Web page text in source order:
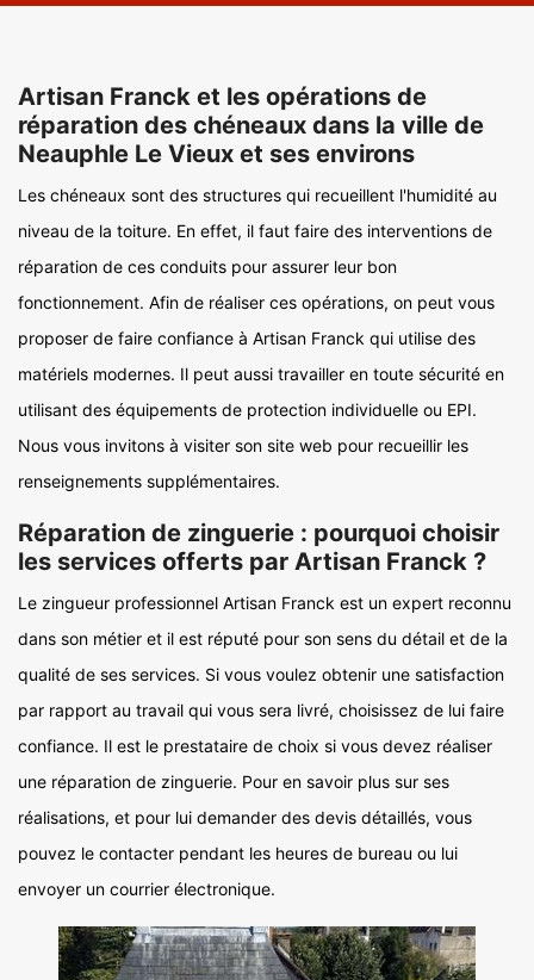
Artisan Franck et les opérations de
réparation des chéneaux dans la ville de
Neauphle Le Vieux et ses environs
Les chéneaux sont des structures qui recueillent l'humidité au
niveau de la toiture. En effet, il faut faire des interventions de
réparation de ces conduits pour assurer leur bon
fonctionnement. Afin de réaliser ces opérations, on peut vous
proposer de faire confiance à Artisan Franck qui utilise des
matériels modernes. Il peut aussi travailler en toute sécurité en
utilisant des équipements de protection individuelle ou EPI.
Nous vous invitons à visiter son site web pour recueillir les
renseignements supplémentaires.
Réparation de zinguerie : pourquoi choisir
les services offerts par Artisan Franck ?
Le zingueur professionnel Artisan Franck est un expert reconnu
dans son métier et il est réputé pour son sens du détail et de la
qualité de ses services. Si vous voulez obtenir une satisfaction
par rapport au travail qui vous sera livré, choisissez de lui faire
confiance. Il est le prestataire de choix si vous devez réaliser
une réparation de zinguerie. Pour en savoir plus sur ses
réalisations, et pour lui demander des devis détaillés, vous
pouvez le contacter pendant les heures de bureau ou lui
envoyer un courrier électronique.